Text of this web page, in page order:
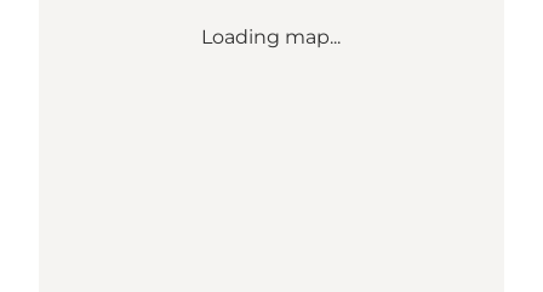
Loading map...